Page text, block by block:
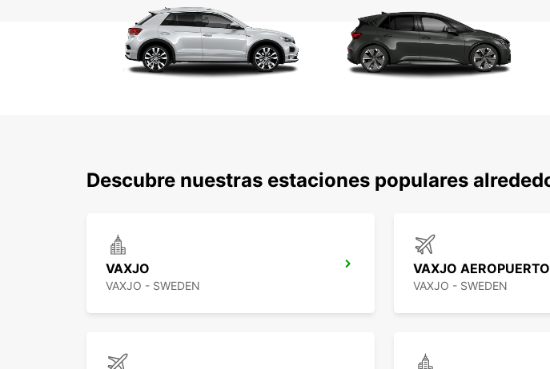
Descubre nuestras estaciones populares
VAXJO
VAXJO - SWEDEN
VAXJO AEROPUERTO
VAXJO - SWEDEN